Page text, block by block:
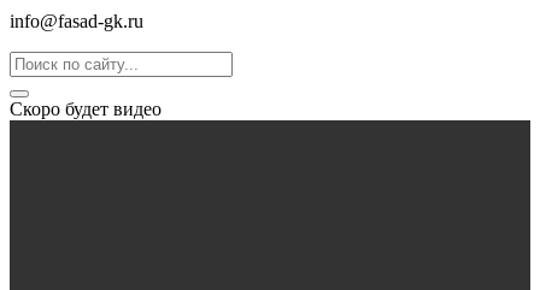
info@fasad-gk.ru
Скоро будет видео